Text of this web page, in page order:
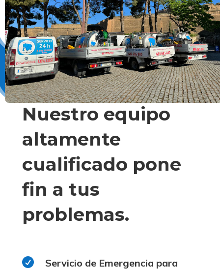
Nuestro equipo
altamente
cualificado pone
fin a tus
problemas.
 Servicio de Emergencia para